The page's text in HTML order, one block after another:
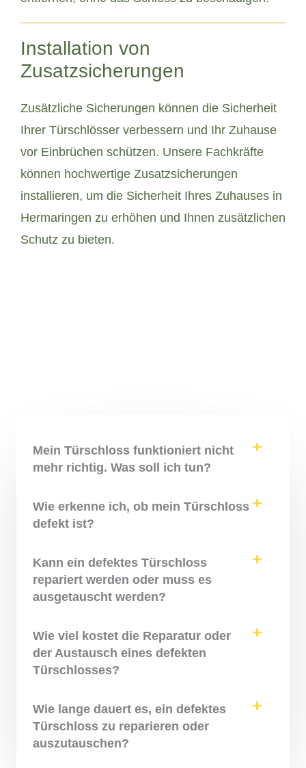
Installation von
Zusatzsicherungen
Zusätzliche Sicherungen können die Sicherheit
Ihrer Türschlösser verbessern und Ihr Zuhause
vor Einbrüchen schützen. Unsere Fachkräfte
können hochwertige Zusatzsicherungen
installieren, um die Sicherheit Ihres Zuhauses in
Hermaringen zu erhöhen und Ihnen zusätzlichen
Schutz zu bieten.
Mein Türschloss funktioniert nicht
mehr richtig. Was soll ich tun?
Wie erkenne ich, ob mein Türschloss
defekt ist?
Kann ein defektes Türschloss
repariert werden oder muss es
ausgetauscht werden?
Wie viel kostet die Reparatur oder
der Austausch eines defekten
Türschlosses?
Wie lange dauert es, ein defektes
Türschloss zu reparieren oder
auszutauschen?